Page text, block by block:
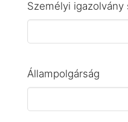
Személyi igazolvány
Állampolgárság